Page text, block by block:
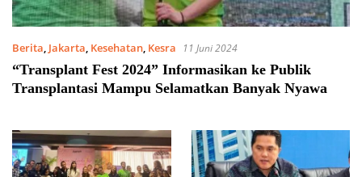
Berita, Jakarta, Kesehatan, Kesra 11 Juni 2024
“Transplant Fest 2024” Informasikan ke Publik
Transplantasi Mampu Selamatkan Banyak Nyawa